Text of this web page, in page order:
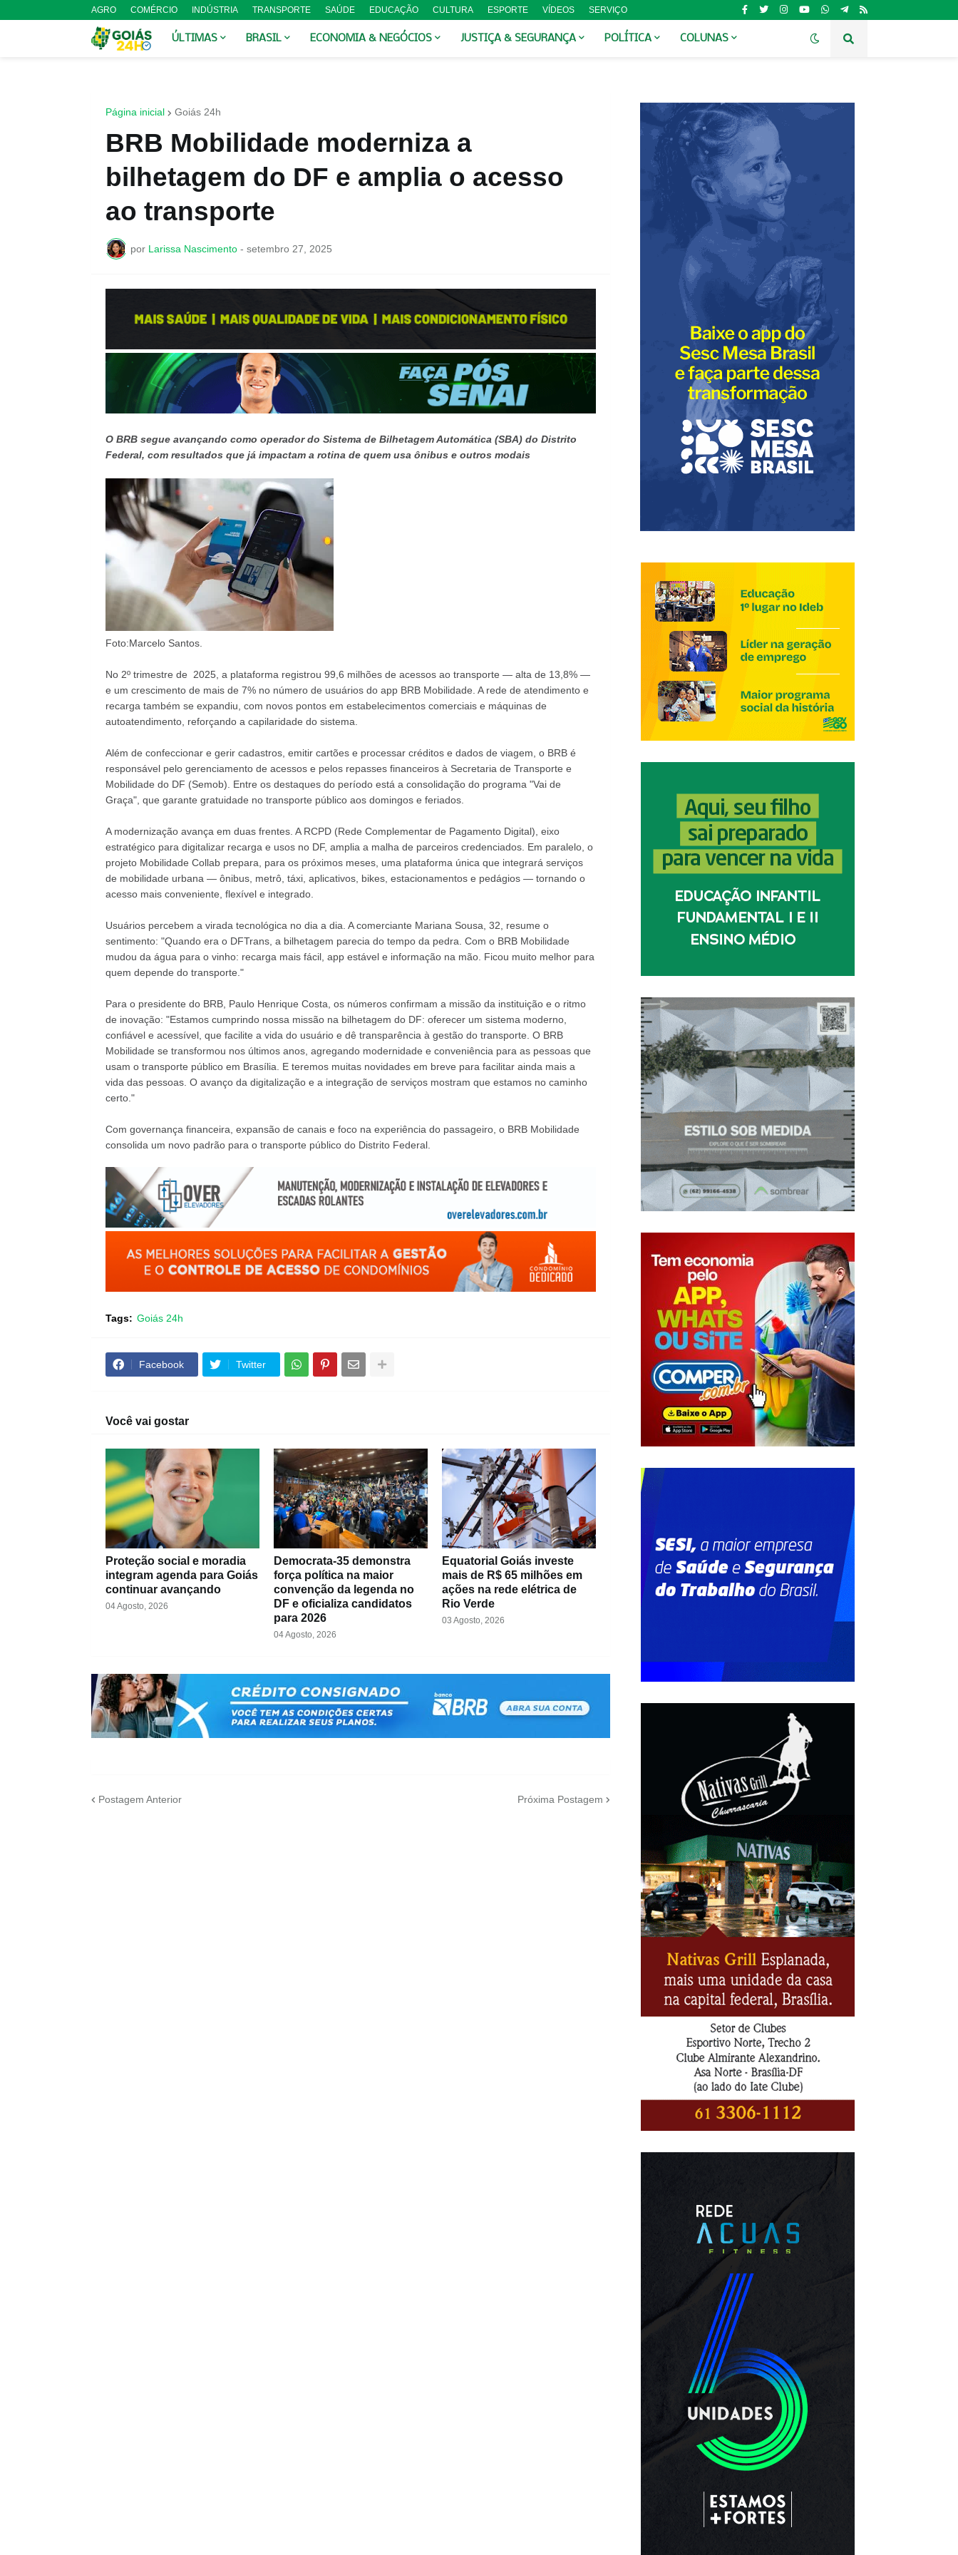
AGRO COMÉRCIO INDÚSTRIA TRANSPORTE SAÚDE EDUCAÇÃO CULTURA ESPORTE VÍDEOS SERVIÇO
ÚLTIMAS BRASIL ECONOMIA & NEGÓCIOS JUSTIÇA & SEGURANÇA POLÍTICA COLUNAS
Página inicial Goiás 24h
BRB Mobilidade moderniza a
bilhetagem do DF e amplia o acesso
ao transporte
por Larissa Nascimento - setembro 27, 2025
O BRB segue avançando como operador do Sistema de Bilhetagem Automática (SBA) do Distrito
Federal, com resultados que já impactam a rotina de quem usa ônibus e outros modais
Foto:Marcelo Santos.
No 2º trimestre de 2025, a plataforma registrou 99,6 milhões de acessos ao transporte — alta de 13,8% —
e um crescimento de mais de 7% no número de usuários do app BRB Mobilidade. A rede de atendimento e
recarga também se expandiu, com novos pontos em estabelecimentos comerciais e máquinas de
autoatendimento, reforçando a capilaridade do sistema.
Além de confeccionar e gerir cadastros, emitir cartões e processar créditos e dados de viagem, o BRB é
responsável pelo gerenciamento de acessos e pelos repasses financeiros à Secretaria de Transporte e
Mobilidade do DF (Semob). Entre os destaques do período está a consolidação do programa "Vai de
Graça", que garante gratuidade no transporte público aos domingos e feriados.
A modernização avança em duas frentes. A RCPD (Rede Complementar de Pagamento Digital), eixo
estratégico para digitalizar recarga e usos no DF, amplia a malha de parceiros credenciados. Em paralelo, o
projeto Mobilidade Collab prepara, para os próximos meses, uma plataforma única que integrará serviços
de mobilidade urbana — ônibus, metrô, táxi, aplicativos, bikes, estacionamentos e pedágios — tornando o
acesso mais conveniente, flexível e integrado.
Usuários percebem a virada tecnológica no dia a dia. A comerciante Mariana Sousa, 32, resume o
sentimento: "Quando era o DFTrans, a bilhetagem parecia do tempo da pedra. Com o BRB Mobilidade
mudou da água para o vinho: recarga mais fácil, app estável e informação na mão. Ficou muito melhor para
quem depende do transporte."
Para o presidente do BRB, Paulo Henrique Costa, os números confirmam a missão da instituição e o ritmo
de inovação: "Estamos cumprindo nossa missão na bilhetagem do DF: oferecer um sistema moderno,
confiável e acessível, que facilite a vida do usuário e dê transparência à gestão do transporte. O BRB
Mobilidade se transformou nos últimos anos, agregando modernidade e conveniência para as pessoas que
usam o transporte público em Brasília. E teremos muitas novidades em breve para facilitar ainda mais a
vida das pessoas. O avanço da digitalização e a integração de serviços mostram que estamos no caminho
certo."
Com governança financeira, expansão de canais e foco na experiência do passageiro, o BRB Mobilidade
consolida um novo padrão para o transporte público do Distrito Federal.
Tags: Goiás 24h
Facebook Twitter
Você vai gostar
Proteção social e moradia
integram agenda para Goiás
continuar avançando
04 Agosto, 2026
Democrata-35 demonstra
força política na maior
convenção da legenda no
DF e oficializa candidatos
para 2026
04 Agosto, 2026
Equatorial Goiás investe
mais de R$ 65 milhões em
ações na rede elétrica de
Rio Verde
03 Agosto, 2026
Postagem Anterior Próxima Postagem